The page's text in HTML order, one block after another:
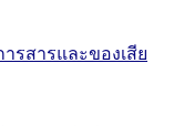
รสารและของเสีย